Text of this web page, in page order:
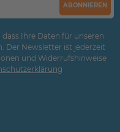
ABONNIEREN
Ihre Daten für unseren
Der Newsletter ist jederzeit
und Widerrufshinweise